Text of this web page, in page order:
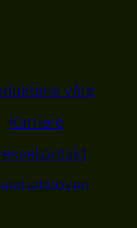
våre
Karriere